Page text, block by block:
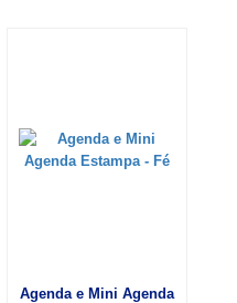
Agenda e Mini Agenda